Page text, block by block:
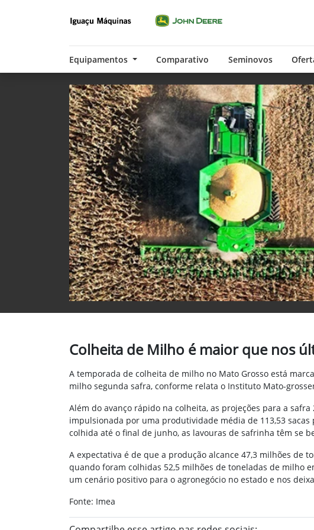
Equipamentos Comparativo Seminovos
Colheita de Milho é maior que nos
A temporada de colheita de milho no Mato Grosso está
milho segunda safra, conforme relata o Instituto Mato-
Além do avanço rápido na colheita, as projeções para a
impulsionada por uma produtividade média de 113,53
colhida até o final de junho, as lavouras de safrinha têm se
A expectativa é de que a produção alcance 47,3 milhões de
quando foram colhidas 52,5 milhões de toneladas de milho
um cenário positivo para o agronegócio no estado e nos
Fonte: Imea